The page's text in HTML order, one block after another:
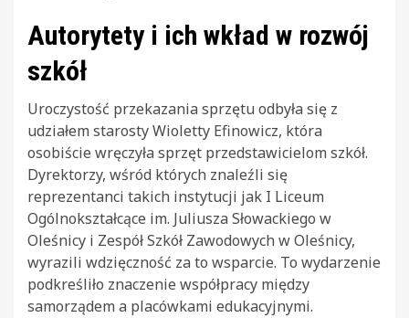
Autorytety i ich wkład w rozwój
szkół
Uroczystość przekazania sprzętu odbyła się z
udziałem starosty Wioletty Efinowicz, która
osobiście wręczyła sprzęt przedstawicielom szkół.
Dyrektorzy, wśród których znaleźli się
reprezentanci takich instytucji jak I Liceum
Ogólnokształcące im. Juliusza Słowackiego w
Oleśnicy i Zespół Szkół Zawodowych w Oleśnicy,
wyrazili wdzięczność za to wsparcie. To wydarzenie
podkreśliło znaczenie współpracy między
samorządem a placówkami edukacyjnymi.